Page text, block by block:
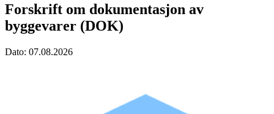
Forskrift om dokumentasjon av
byggevarer (DOK)
Dato: 07.08.2026